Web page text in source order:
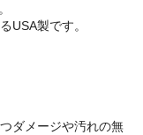
USA製です。
ダメージや汚れの無